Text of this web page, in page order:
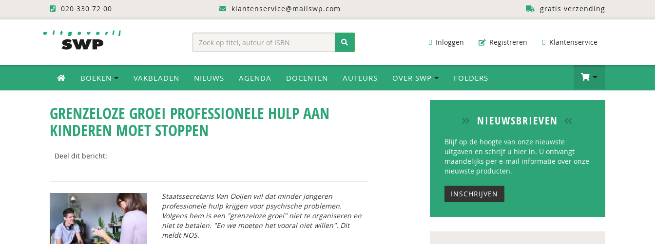
020 330 72 00 klantenservice@mailswp.com gratis verzending
Inloggen Registreren Klantenservice
BOEKEN VAKBLADEN NIEUWS AGENDA DOCENTEN AUTEURS OVER SWP FOLDERS
GRENZELOZE GROEI PROFESSIONELE HULP AAN
KINDEREN MOET STOPPEN
Deel dit bericht:
Staatssecretaris Van Ooijen wil dat minder jongeren
professionele hulp krijgen voor psychische problemen.
Volgens hem is een "grenzeloze groei" niet te organiseren en
niet te betalen. "En we moeten het vooral niet willen". Dit
meldt NOS.
NIEUWSBRIEVEN
Blijf op de hoogte van onze nieuwste
uitgaven en schrijf u hier in. U ontvangt
maandelijks per e-mail informatie over onze
nieuwste producten.
INSCHRIJVEN